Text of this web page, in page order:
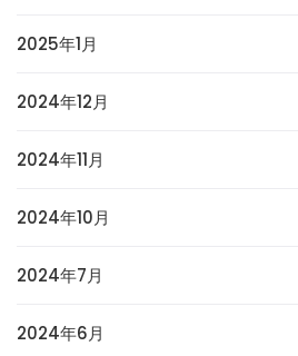
2025年1月
2024年12月
2024年11月
2024年10月
2024年7月
2024年6月